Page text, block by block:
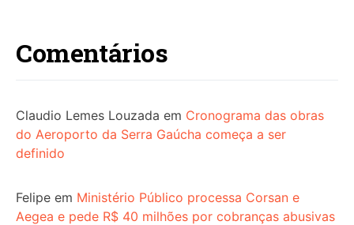
Comentários
Claudio Lemes Louzada em Cronograma das obras
do Aeroporto da Serra Gaúcha começa a ser
definido
Felipe em Ministério Público processa Corsan e
Aegea e pede R$ 40 milhões por cobranças abusivas